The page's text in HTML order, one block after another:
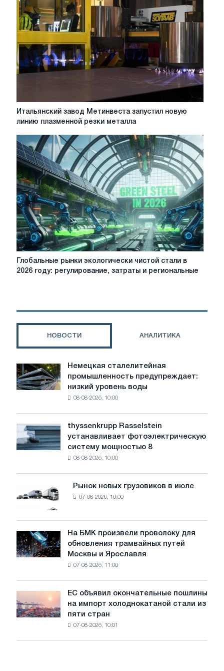
на
0,3
процентных
пункта
за
9
месяцев
Итальянский
запустил
новую
линию
плазменной
резки
металла
Итальянский завод Метинвеста запустил новую
линию плазменной резки металла
Глобальные
рынки
в
затраты
региональные
различия
Глобальные рынки экологически чистой стали в
2026 году: регулирование, затраты и региональные
НОВОСТИ АНАЛИТИКА
Немецкая
сталелитейная
промышленность
предупреждает:
воды
угрожает
безопасности
Немецкая сталелитейная
промышленность предупреждает:
низкий уровень воды
08-08-2026, 10:00
thyssenkrupp
Rasselstein
устанавливает
фотоэлектрическую
достижения
целей
обезуглероживания
thyssenkrupp Rasselstein
устанавливает фотоэлектрическую
систему мощностью 8
08-08-2026, 10:00
Рынок
новых
грузовиков
в
июле
Рынок новых грузовиков в июле
07-08-2026, 16:00
На
БМК
произвели
трамвайных
путей
Москвы
Ярославля
На БМК произвели проволоку для
обновления трамвайных путей
Москвы и Ярославля
07-08-2026, 11:00
объявил
окончательные
ЕС объявил окончательные пошлины
на импорт холоднокатаной стали из
пяти стран
07-08-2026, 10:01